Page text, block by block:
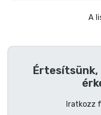
A
Értesítsünk,
Iratkozz
Sorozatos